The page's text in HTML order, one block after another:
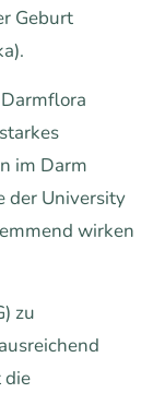
Geburt
im Darm
der University
wirken
zu
die